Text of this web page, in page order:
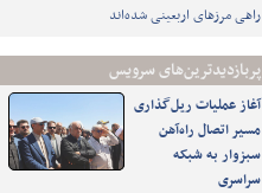
راهی مرزهای اربعینی شده‌اند
پربازدیدترین‌های سرویس
آغاز عملیات ریل‌گذاری
مسیر اتصال راه‌آهن
سبزوار به شبکه
سراسری